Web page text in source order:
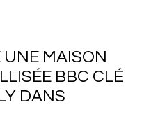
UNE MAISON
BBC CLÉ
DANS